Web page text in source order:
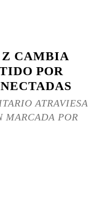
CAMBIA
POR
ATRAVIESA
MARCADA POR